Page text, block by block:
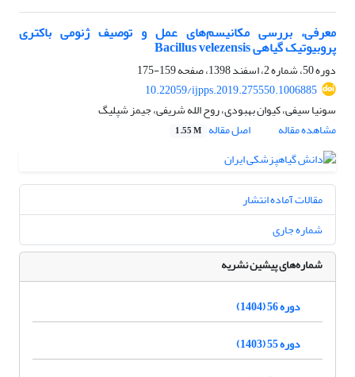
معرفی، بررسی مکانیسم‌های عمل و توصیف ژنومی باکتری
پروبیوتیک گیاهی ‏Bacillus velezensis
دوره 50، شماره 2، اسفند 1398، صفحه
159-175
10.22059/ijpps.2019.275550.1006885
سونیا سیفی، کیوان بهبودی، روح الله شریفی، جیمز شپلیگ
مشاهده مقاله
اصل مقاله 1.55 M
مقالات آماده انتشار
شماره جاری
شماره‌های پیشین نشریه
دوره 56 (1404)
دوره 55 (1403)